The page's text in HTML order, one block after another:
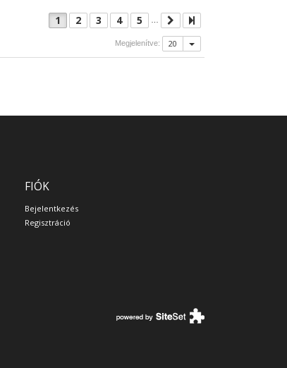
1 2 3 4 5
Megjelenítve: 20
FIÓK
Bejelentkezés
Regisztráció